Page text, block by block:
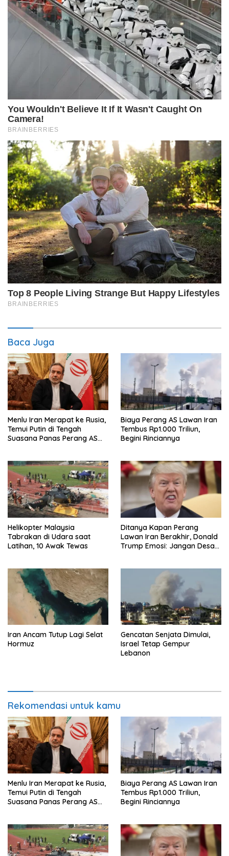
Baca Juga
Menlu Iran Merapat ke Rusia,
Temui Putin di Tengah
Suasana Panas Perang AS
Biaya Perang AS Lawan Iran
Tembus Rp1.000 Triliun,
Begini Rinciannya
Helikopter Malaysia
Tabrakan di Udara saat
Latihan, 10 Awak Tewas
Ditanya Kapan Perang
Lawan Iran Berakhir, Donald
Trump Emosi: Jangan Desak
Iran Ancam Tutup Lagi Selat
Hormuz
Gencatan Senjata Dimulai,
Israel Tetap Gempur
Lebanon
Rekomendasi untuk kamu
Menlu Iran Merapat ke Rusia,
Temui Putin di Tengah
Suasana Panas Perang AS
Biaya Perang AS Lawan Iran
Tembus Rp1.000 Triliun,
Begini Rinciannya